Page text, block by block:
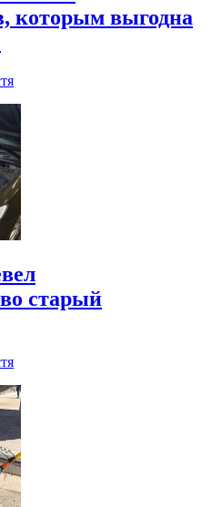
которым выгодна
старый